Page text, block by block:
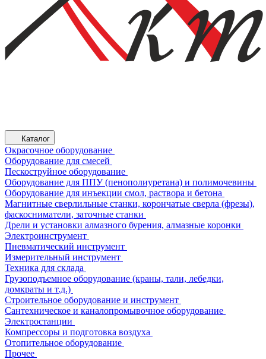
Каталог
Окрасочное оборудование
Оборудование для смесей
Пескоструйное оборудование
Оборудование для ППУ (пенополиуретана) и полимочевины
Оборудование для инъекции смол, раствора и бетона
Магнитные сверлильные станки, корончатые сверла (фрезы),
фаскосниматели, заточные станки
Дрели и установки алмазного бурения, алмазные коронки
Электроинструмент
Пневматический инструмент
Измерительный инструмент
Техника для склада
Грузоподъемное оборудование (краны, тали, лебедки,
домкраты и т.д.)
Строительное оборудование и инструмент
Сантехническое и каналопромывочное оборудование
Электростанции
Компрессоры и подготовка воздуха
Отопительное оборудование
Прочее